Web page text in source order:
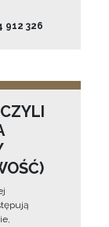
912 326